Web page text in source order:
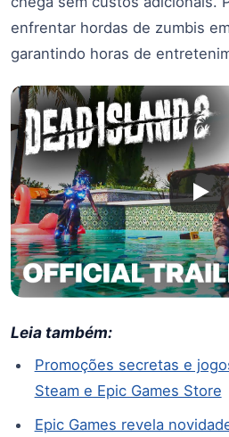
enfrentar hordas de zumbis
garantindo horas de
Leia também:
Promoções secretas e
Steam e Epic Games Store
Epic Games revela